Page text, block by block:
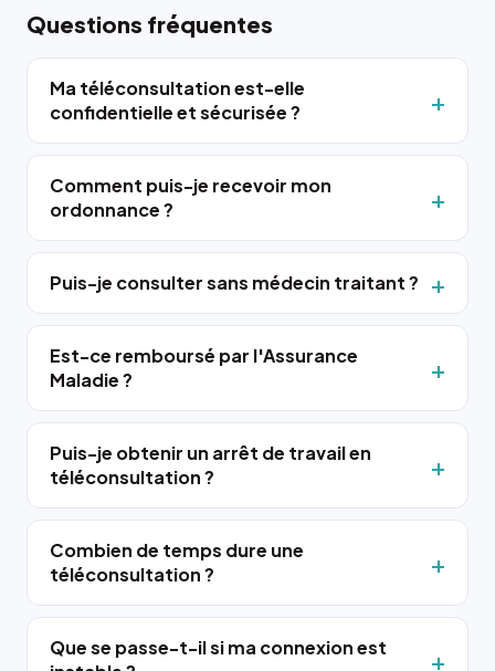
Questions fréquentes
Ma téléconsultation est-elle
confidentielle et sécurisée ?
Comment puis-je recevoir mon
ordonnance ?
Puis-je consulter sans médecin traitant ?
Est-ce remboursé par l'Assurance
Maladie ?
Puis-je obtenir un arrêt de travail en
téléconsultation ?
Combien de temps dure une
téléconsultation ?
Que se passe-t-il si ma connexion est